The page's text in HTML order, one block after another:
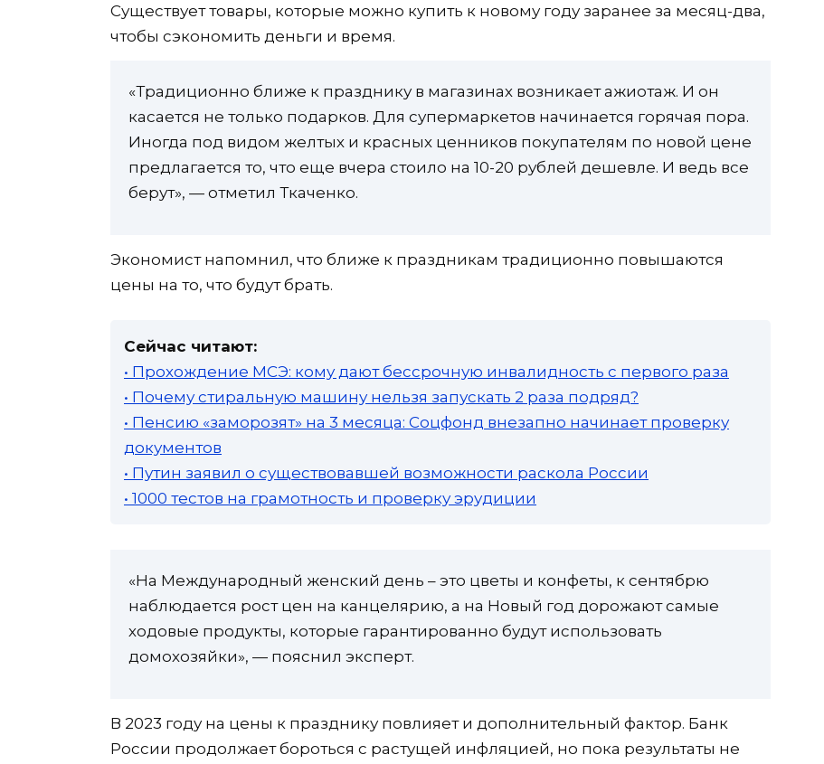
Существует товары, которые можно купить к новому году заранее за месяц-два,
чтобы сэкономить деньги и время.
«Традиционно ближе к празднику в магазинах возникает ажиотаж. И он
касается не только подарков. Для супермаркетов начинается горячая пора.
Иногда под видом желтых и красных ценников покупателям по новой цене
предлагается то, что еще вчера стоило на 10-20 рублей дешевле. И ведь все
берут», — отметил Ткаченко.
Экономист напомнил, что ближе к праздникам традиционно повышаются
цены на то, что будут брать.
Сейчас читают:
• Прохождение МСЭ: кому дают бессрочную инвалидность с первого раза
• Почему стиральную машину нельзя запускать 2 раза подряд?
• Пенсию «заморозят» на 3 месяца: Соцфонд внезапно начинает проверку
документов
• Путин заявил о существовавшей возможности раскола России
• 1000 тестов на грамотность и проверку эрудиции
«На Международный женский день – это цветы и конфеты, к сентябрю
наблюдается рост цен на канцелярию, а на Новый год дорожают самые
ходовые продукты, которые гарантированно будут использовать
домохозяйки», — пояснил эксперт.
В 2023 году на цены к празднику повлияет и дополнительный фактор. Банк
России продолжает бороться с растущей инфляцией, но пока результаты не